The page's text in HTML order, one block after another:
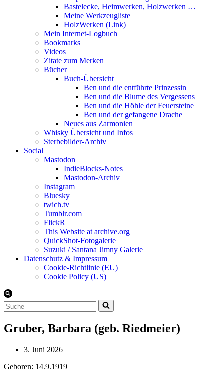
Bastelecke, Heimwerken, Holzwerken …
Meine Werkzeugliste
HolzWerken (Link)
Mein Internet-Logbuch
Bookmarks
Videos
Zitate zum Merken
Bücher
Buch-Übersicht
Ben und die entführte Prinzessin
Ben und die Blume des Vergessens
Ben und die Höhle der Feuersteine
Ben und der gefangene Drache
Neues aus Zarmonien
Whisky Übersicht und Infos
Sterbebilder-Archiv
Social
Mastodon
IndieBlocks-Notes
Mastodon-Archiv
Instagram
Bluesky
twich.tv
Tumblr.com
FlickR
This Website at archive.org
QuickShot-Fotogalerie
Suzuki / Santana Jimny Galerie
Datenschutz & Impressum
Cookie-Richtlinie (EU)
Cookie Policy (US)
Suchen
nach …
Gruber, Barbara (geb. Riedmeier)
3. Juni 2026
Geboren: 14.9.1919